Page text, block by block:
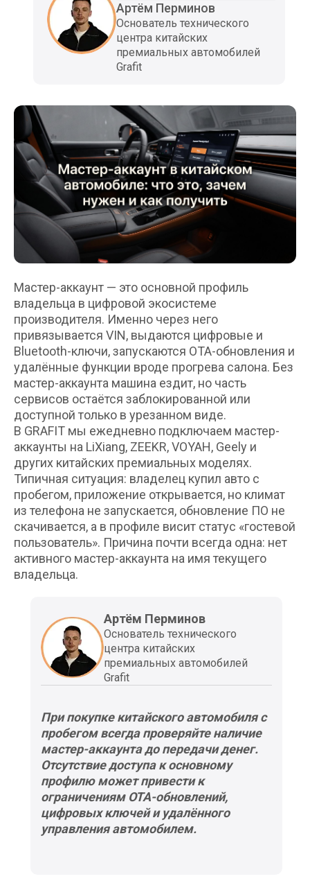
Артём Перминов
Основатель технического
центра китайских
премиальных автомобилей
Grafit
Мастер-аккаунт — это основной профиль
владельца в цифровой экосистеме
производителя. Именно через него
привязывается VIN, выдаются цифровые и
Bluetooth-ключи, запускаются OTA-обновления и
удалённые функции вроде прогрева салона. Без
мастер-аккаунта машина ездит, но часть
сервисов остаётся заблокированной или
доступной только в урезанном виде.
В GRAFIT мы ежедневно подключаем мастер-
аккаунты на LiXiang, ZEEKR, VOYAH, Geely и
других китайских премиальных моделях.
Типичная ситуация: владелец купил авто с
пробегом, приложение открывается, но климат
из телефона не запускается, обновление ПО не
скачивается, а в профиле висит статус «гостевой
пользователь». Причина почти всегда одна: нет
активного мастер-аккаунта на имя текущего
владельца.
Артём Перминов
Основатель технического
центра китайских
премиальных автомобилей
Grafit
При покупке китайского автомобиля с
пробегом всегда проверяйте наличие
мастер-аккаунта до передачи денег.
Отсутствие доступа к основному
профилю может привести к
ограничениям OTA-обновлений,
цифровых ключей и удалённого
управления автомобилем.